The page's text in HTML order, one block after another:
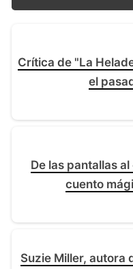
Crítica de "La
el
De las pantallas
cuento
Suzie Miller, autora